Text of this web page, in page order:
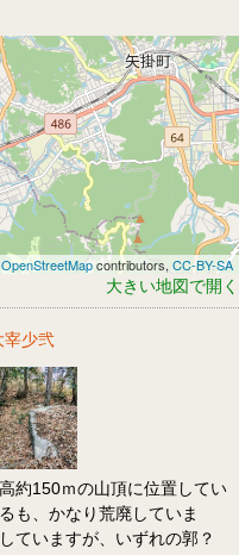
OpenStreetMapcontributors, CC-BY-SA
大きい地図で開く
宰少弐
約150ｍの山頂に位置してい
も、かなり荒廃していま
ていますが、いずれの郭？